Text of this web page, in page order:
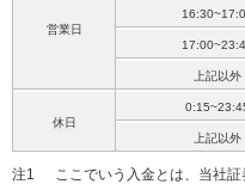
営業日
上記以外
休日
上記以外
注1
ここでいう入金とは、当社